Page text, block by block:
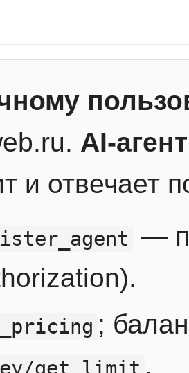
AI-агент
и отвечает
—
;
.